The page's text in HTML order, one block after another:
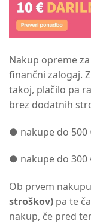
Nakup opreme
finančni zalogaj.
takoj, plačilo pa
brez dodatnih
● nakupe do 500
● nakupe do 300
Ob prvem
stroškov) pa te
nakup, če pred